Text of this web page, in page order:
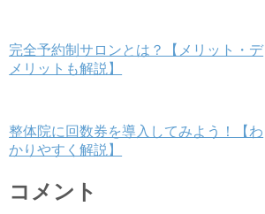
完全予約制サロンとは？【メリット・デ
メリットも解説】
整体院に回数券を導入してみよう！【わ
かりやすく解説】
コメント